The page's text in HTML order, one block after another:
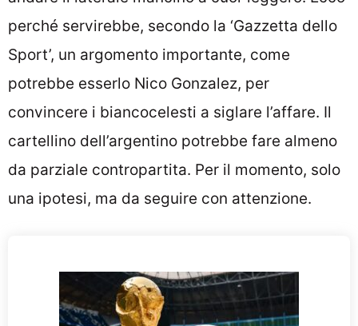
perché servirebbe, secondo la ‘Gazzetta dello
Sport’, un argomento importante, come
potrebbe esserlo Nico Gonzalez, per
convincere i biancocelesti a siglare l’affare. Il
cartellino dell’argentino potrebbe fare almeno
da parziale contropartita. Per il momento, solo
una ipotesi, ma da seguire con attenzione.